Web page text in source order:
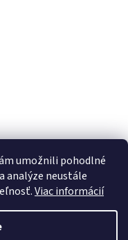
umožnili pohodlné
analýze neustále
Viac informácií